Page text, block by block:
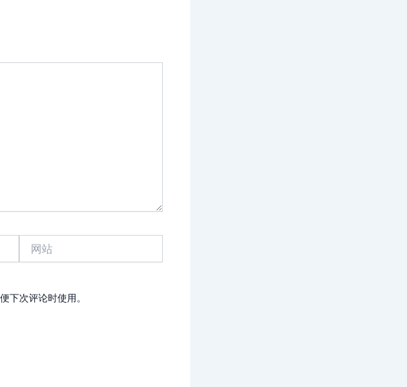
下次评论时使用。